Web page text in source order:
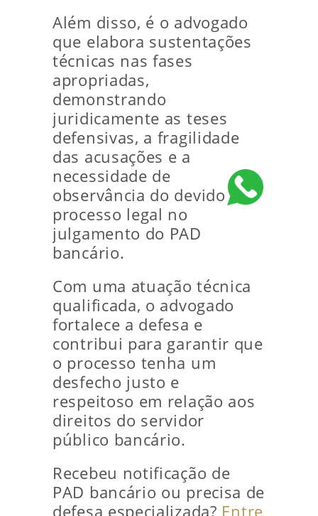
Além disso, é o advogado
que elabora sustentações
técnicas nas fases
apropriadas,
demonstrando
juridicamente as teses
defensivas, a fragilidade
das acusações e a
necessidade de
observância do devido
processo legal no
julgamento do PAD
bancário.
Com uma atuação técnica
qualificada, o advogado
fortalece a defesa e
contribui para garantir que
o processo tenha um
desfecho justo e
respeitoso em relação aos
direitos do servidor
público bancário.
Recebeu notificação de
PAD bancário ou precisa de
defesa especializada? Entre